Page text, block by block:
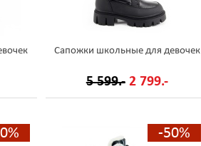
Сапожки школьные для девочек
5 599.- 2 799.-
-50%